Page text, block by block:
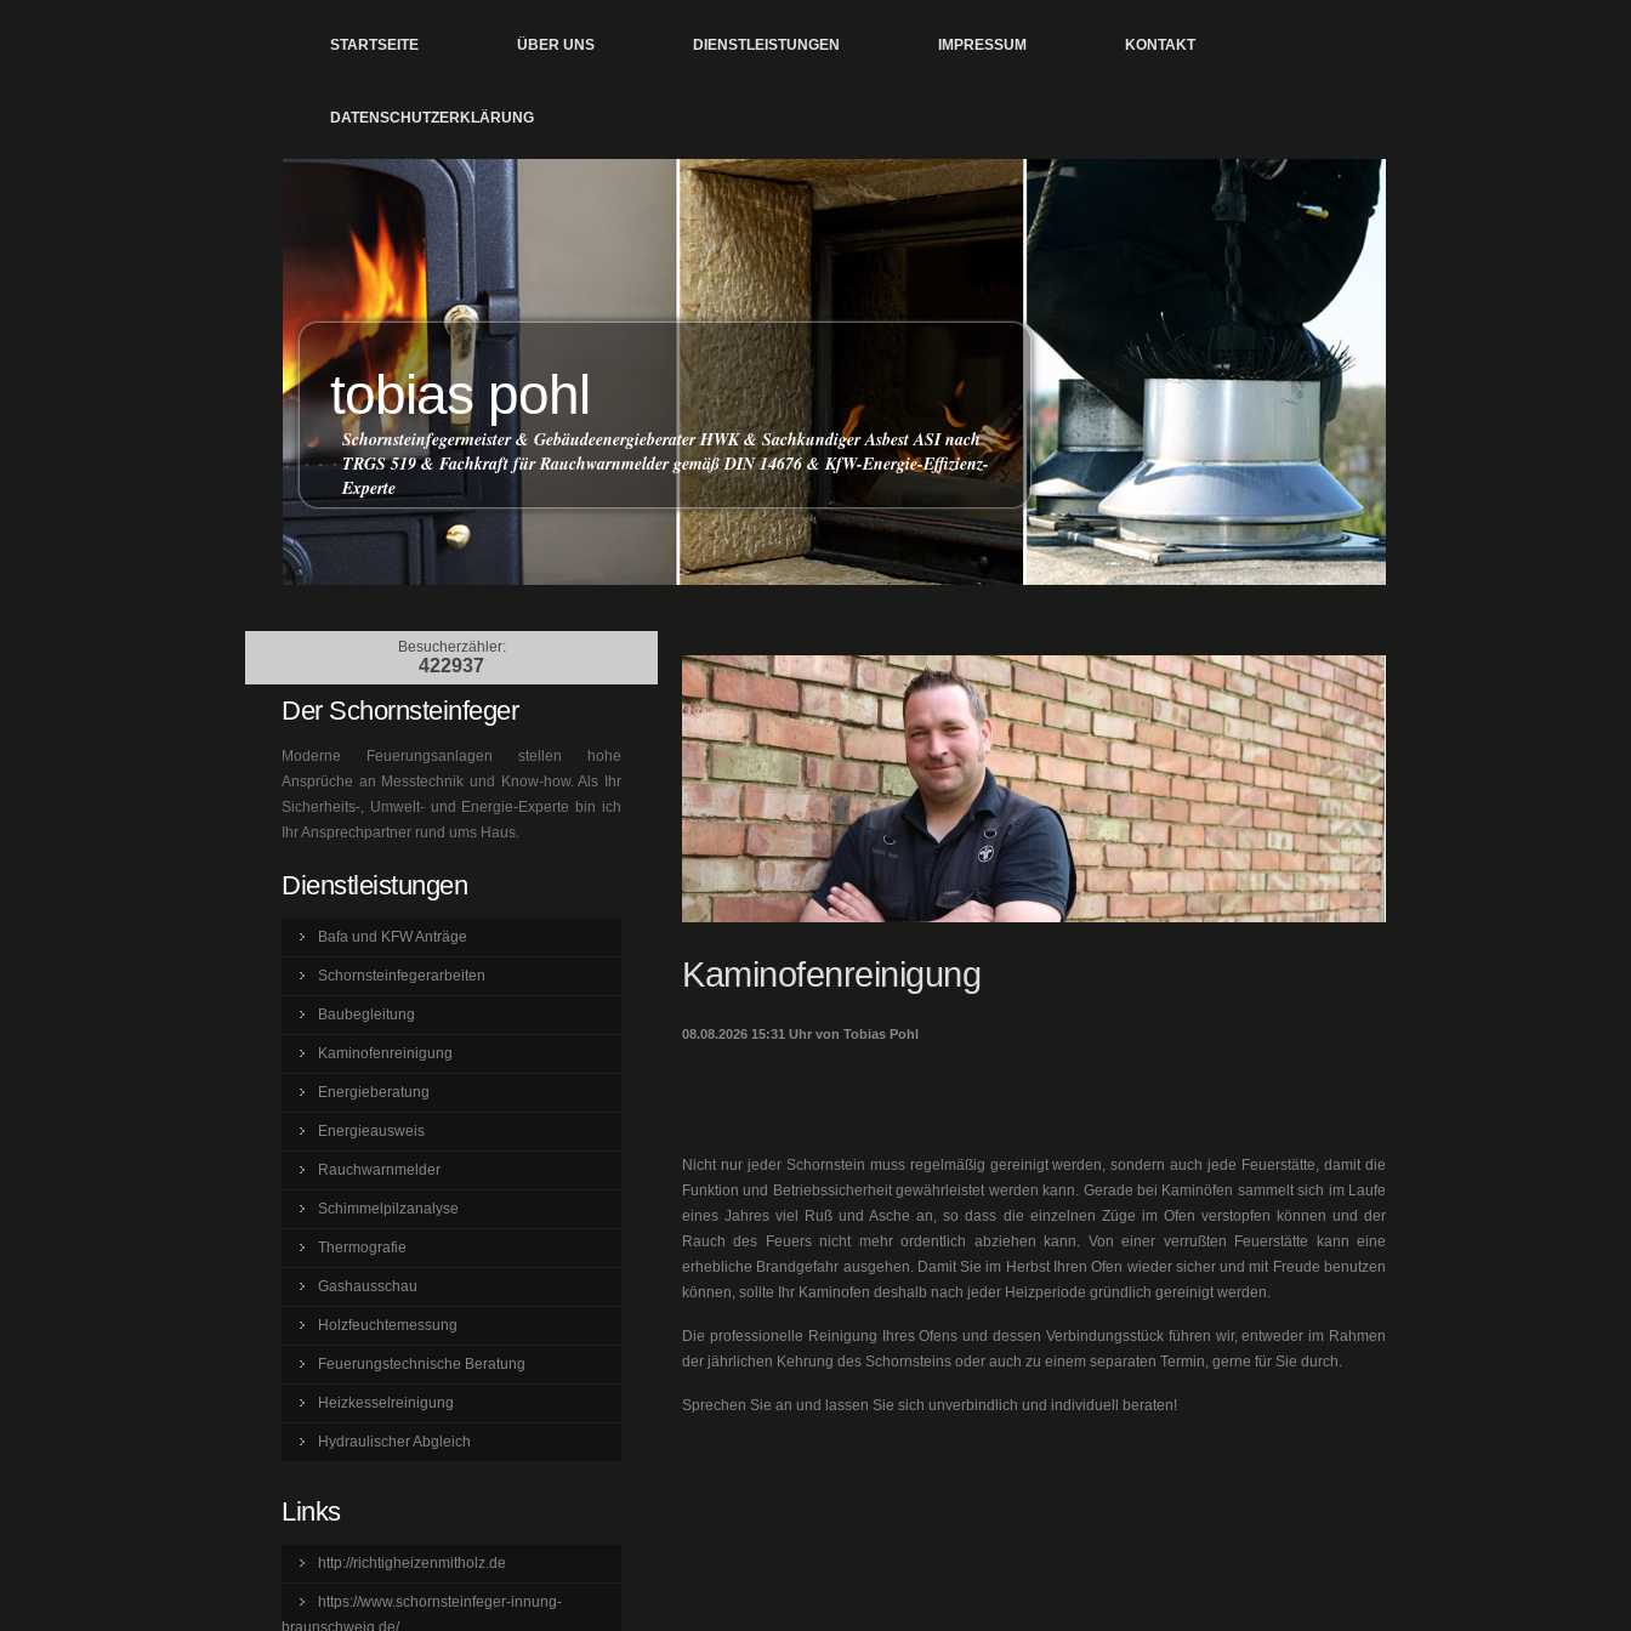
STARTSEITE ÜBER UNS DIENSTLEISTUNGEN IMPRESSUM KONTAKT
DATENSCHUTZERKLÄRUNG
tobias pohl
Schornsteinfegermeister & Gebäudeenergieberater HWK & Sachkundiger Asbest ASI nach
TRGS 519 & Fachkraft für Rauchwarnmelder gemäß DIN 14676 & KfW-Energie-Effizienz-
Experte
Kaminofenreinigung
08.08.2026 15:31 Uhr von Tobias Pohl
Nicht nur jeder Schornstein muss regelmäßig gereinigt werden, sondern auch jede Feuerstätte, damit die
Funktion und Betriebssicherheit gewährleistet werden kann. Gerade bei Kaminöfen sammelt sich im Laufe
eines Jahres viel Ruß und Asche an, so dass die einzelnen Züge im Ofen verstopfen können und der
Rauch des Feuers nicht mehr ordentlich abziehen kann. Von einer verrußten Feuerstätte kann eine
erhebliche Brandgefahr ausgehen. Damit Sie im Herbst Ihren Ofen wieder sicher und mit Freude benutzen
können, sollte Ihr Kaminofen deshalb nach jeder Heizperiode gründlich gereinigt werden.
Die professionelle Reinigung Ihres Ofens und dessen Verbindungsstück führen wir, entweder im Rahmen
der jährlichen Kehrung des Schornsteins oder auch zu einem separaten Termin, gerne für Sie durch.
Sprechen Sie an und lassen Sie sich unverbindlich und individuell beraten!
Besucherzähler:
422937
Der Schornsteinfeger
Moderne Feuerungsanlagen stellen hohe
Ansprüche an Messtechnik und Know-how. Als Ihr
Sicherheits-, Umwelt- und Energie-Experte bin ich
Ihr Ansprechpartner rund ums Haus.
Dienstleistungen
Bafa und KFW Anträge
Schornsteinfegerarbeiten
Baubegleitung
Kaminofenreinigung
Energieberatung
Energieausweis
Rauchwarnmelder
Schimmelpilzanalyse
Thermografie
Gashausschau
Holzfeuchtemessung
Feuerungstechnische Beratung
Heizkesselreinigung
Hydraulischer Abgleich
Links
http://richtigheizenmitholz.de
https://www.schornsteinfeger-innung-
braunschweig.de/